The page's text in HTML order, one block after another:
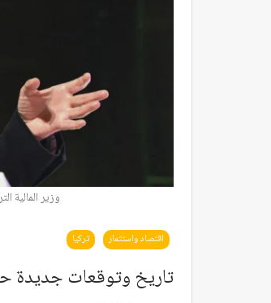
وزير
اقتصاد واستثمار تركيا
تاريخ وتوقعات